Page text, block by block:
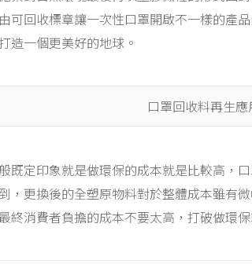
可回收標章讓一次性口罩開啟不一樣的產
造一個更美好的地球。
口罩回收料再生應
既定印象就是做環保的成本就是比較高，
，更換後的全塑原物料對於整體成本雖有
終消費者負擔的成本不要太高，打破做環